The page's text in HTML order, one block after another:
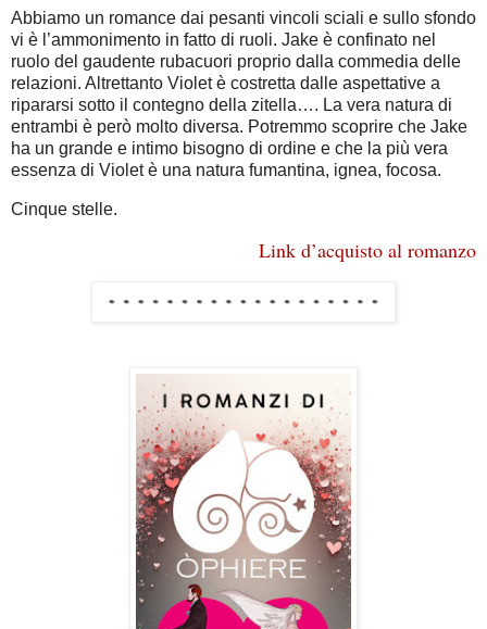
Abbiamo un romance dai pesanti vincoli sciali e sullo sfondo
vi è l’ammonimento in fatto di ruoli. Jake è confinato nel
ruolo del gaudente rubacuori proprio dalla commedia delle
relazioni. Altrettanto Violet è costretta dalle aspettative a
ripararsi sotto il contegno della zitella…. La vera natura di
entrambi è però molto diversa. Potremmo scoprire che Jake
ha un grande e intimo bisogno di ordine e che la più vera
essenza di Violet è una natura fumantina, ignea, focosa.
Cinque stelle.
Link d’acquisto al romanzo